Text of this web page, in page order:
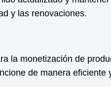
y las renovaciones.
la monetización de
de manera eficiente